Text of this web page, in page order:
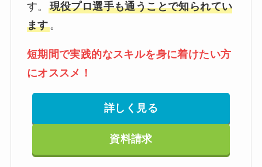
す。 現役プロ選手も通うことで知られてい
ます。
短期間で実践的なスキルを身に着けたい方
にオススメ！
詳しく見る
資料請求